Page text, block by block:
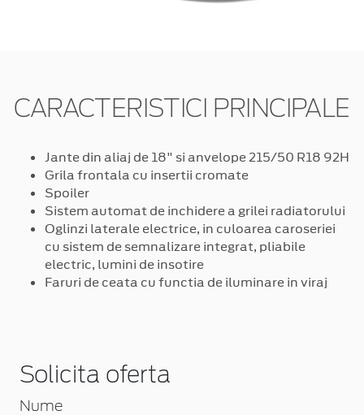
CARACTERISTICI PRINCIPALE
Jante din aliaj de 18" si anvelope 215/50 R18 92H
Grila frontala cu insertii cromate
Spoiler
Sistem automat de inchidere a grilei radiatorului
Oglinzi laterale electrice, in culoarea caroseriei
cu sistem de semnalizare integrat, pliabile
electric, lumini de insotire
Faruri de ceata cu functia de iluminare in viraj
Solicita oferta
Nume